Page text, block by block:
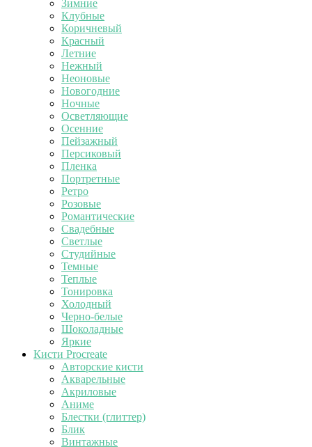
Зимние
Клубные
Коричневый
Красный
Летние
Нежный
Неоновые
Новогодние
Ночные
Осветляющие
Осенние
Пейзажный
Персиковый
Пленка
Портретные
Ретро
Розовые
Романтические
Свадебные
Светлые
Студийные
Темные
Теплые
Тонировка
Холодный
Черно-белые
Шоколадные
Яркие
Кисти Procreate
Авторские кисти
Акварельные
Акриловые
Аниме
Блестки (глиттер)
Блик
Винтажные